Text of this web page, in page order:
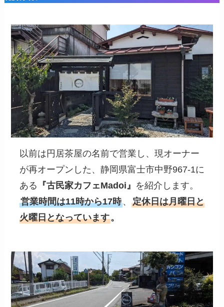
以前は円居茶屋の名前で営業し、現オーナー
が再オープンした、静岡県富士市中野967-1に
ある 『古民家カフェMadoi』 を紹介します。
営業時間は11時から17時、 定休日は月曜日と
火曜日となっています。